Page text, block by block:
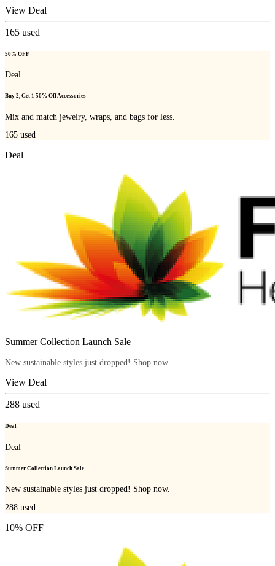
View Deal
165 used
50% OFF
Deal
Buy 2, Get 1 50% Off Accessories
Mix and match jewelry, wraps, and bags for less.
165 used
Deal
Summer Collection Launch Sale
New sustainable styles just dropped! Shop now.
View Deal
288 used
Deal
Deal
Summer Collection Launch Sale
New sustainable styles just dropped! Shop now.
288 used
10% OFF